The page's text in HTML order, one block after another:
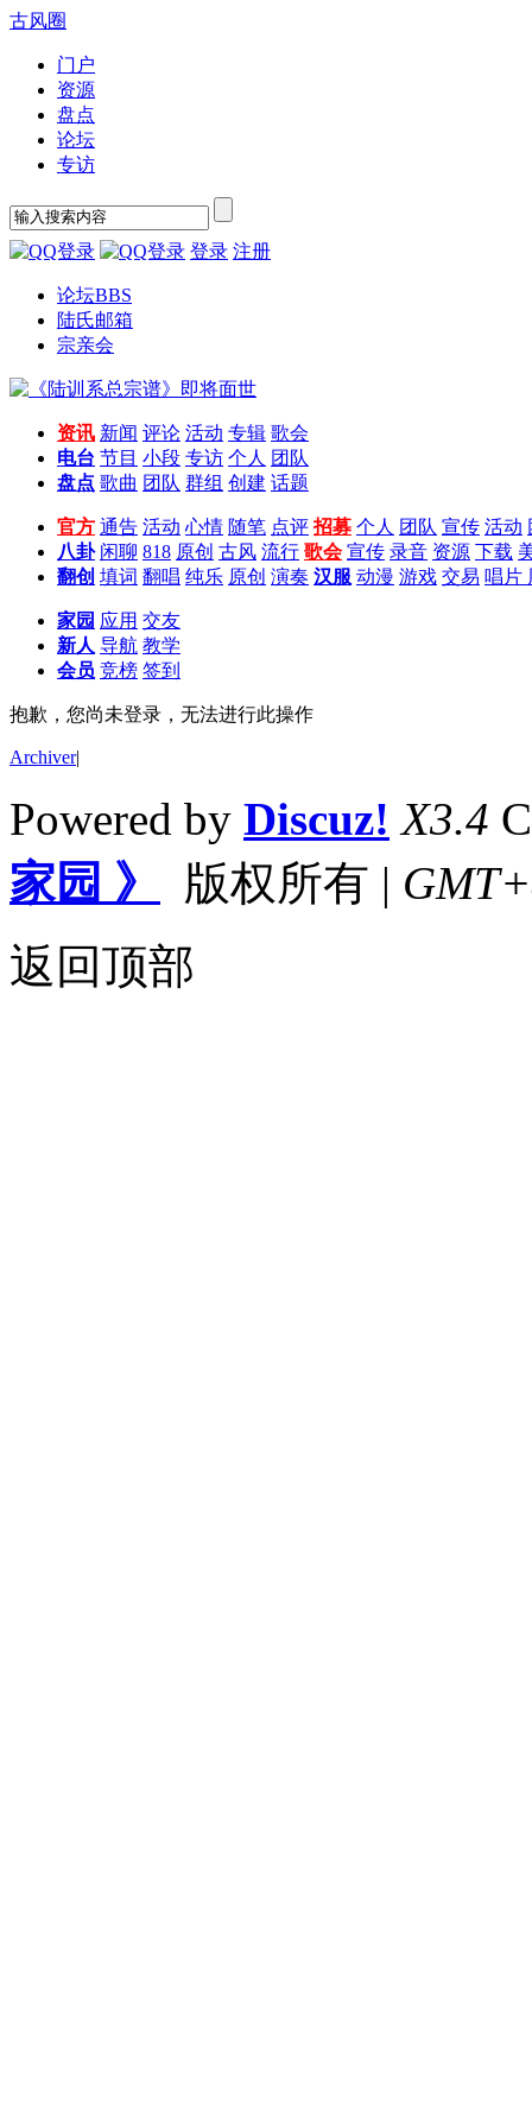
古风圈
门户
资源
盘点
论坛
专访
登录 注册
论坛BBS
陆氏邮箱
宗亲会
资讯 新闻 评论 活动 专辑 歌会
电台 节目 小段 专访 个人 团队
盘点 歌曲 团队 群组 创建 话题
官方 通告 活动 心情 随笔 点评 招募 个人 团队 宣传 活动
八卦 闲聊 818 原创 古风 流行 歌会 宣传 录音 资源 下载
翻创 填词 翻唱 纯乐 原创 演奏 汉服 动漫 游戏 交易 唱片
家园 应用 交友
新人 导航 教学
会员 竞榜 签到
抱歉，您尚未登录，无法进行此操作
Archiver|
Powered by Discuz! X3.4
家园 》
版权所有 |
返回顶部